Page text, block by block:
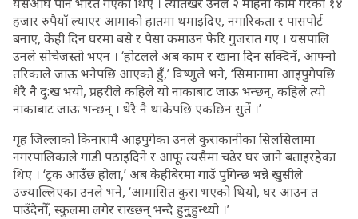
हजार रुपैयाँ ल्याएर आमाको हातमा थमाइदिए, नगारिकता र पासपोर्ट
बनाए, केही दिन घरमा बसे र पैसा कमाउन फेरि गुजरात गए । यसपालि
उनले सोचेजस्तो भएन । ‘होटलले अब काम र खाना दिन सक्दिनँ, आफ्नो
तरिकाले जाऊ भनेपछि आएको हुँ,’ विष्णुले भने, ‘सिमानामा आइपुगेपछि
धेरै नै दु:ख भयो, प्रहरीले कहिले यो नाकाबाट जाऊ भन्छन्, कहिले त्यो
नाकाबाट जाऊ भन्छन् । धेरै नै थाकेपछि एकछिन सुतें ।’
गृह जिल्लाको किनारामै आइपुगेका उनले कुराकानीका सिलसिलामा
नगरपालिकाले गाडी पठाइदिने र आफू त्यसैमा चढेर घर जाने बताइरहेका
थिए । ‘ट्रक आउँँछ होला,’ अब केहीबेरमा गाउँ पुगिन्छ भन्ने खुसीले
उज्याल्लिएका उनले भने, ‘आमासित कुरा भएको थियो, घर आउन त
पाउँदैनौँ, स्कुलमा लगेर राख्छन् भन्दै हुनुुहुन्थ्यो ।’